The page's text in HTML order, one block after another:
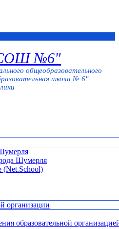
№6"
общеобразовательного
школа № 6"
Шумерля
(Net.School)
организации
образовательной